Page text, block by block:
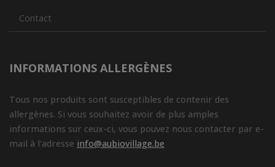
Contact
INFORMATIONS ALLERGÈNES
Tous nos produits sont susceptibles de contenir des
allergènes. Si vous souhaitez avoir de plus amples
informations sur ceux-ci, vous pouvez nous contacter par e-
mail à l'adresse info@aubiovillage.be